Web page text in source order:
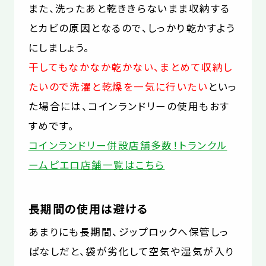
また、洗ったあと乾ききらないまま収納する
とカビの原因となるので、しっかり乾かすよう
にしましょう。
干してもなかなか乾かない、まとめて収納し
たいので洗濯と乾燥を一気に行いたい といっ
た場合には、コインランドリーの使用もおす
すめです。
コインランドリー併設店舗多数！トランクル
ームピエロ店舗一覧はこちら
長期間の使用は避ける
あまりにも長期間、ジップロックへ保管しっ
ぱなしだと、袋が劣化して空気や湿気が入り